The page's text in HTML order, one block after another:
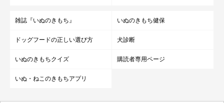
雑誌『いぬのきもち』 いぬのきもち健保
ドッグフードの正しい選び方 犬診断
いぬのきもちクイズ 購読者専用ページ
いぬ・ねこのきもちアプリ